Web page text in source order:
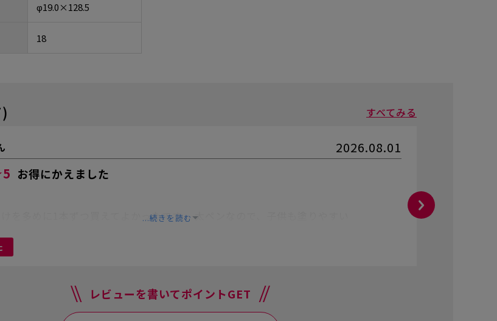
φ19.0×128.5
18
すべてみる
2026.08.01
5 お得にかえました
けを多めに1本ずつ買えてよかったです。 太ペンなので、子供も塗りやすい
...続きを読む
レビューを書いてポイントGET